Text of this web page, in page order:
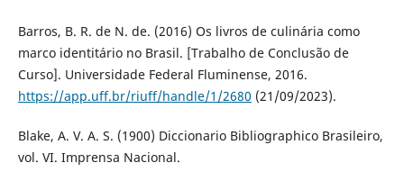
Barros, B. R. de N. de. (2016) Os livros de culinária como
marco identitário no Brasil. [Trabalho de Conclusão de
Curso]. Universidade Federal Fluminense, 2016.
https://app.uff.br/riuff/handle/1/2680 (21/09/2023).
Blake, A. V. A. S. (1900) Diccionario Bibliographico Brasileiro,
vol. VI. Imprensa Nacional.